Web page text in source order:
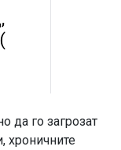
да го загрозат
хроничните